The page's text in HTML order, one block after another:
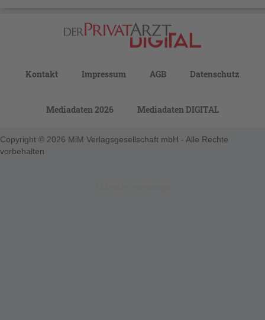
Kontakt Impressum AGB Datenschutz
Mediadaten 2026 Mediadaten DIGITAL
Copyright © 2026 MiM Verlagsgesellschaft mbH - Alle Rechte
vorbehalten